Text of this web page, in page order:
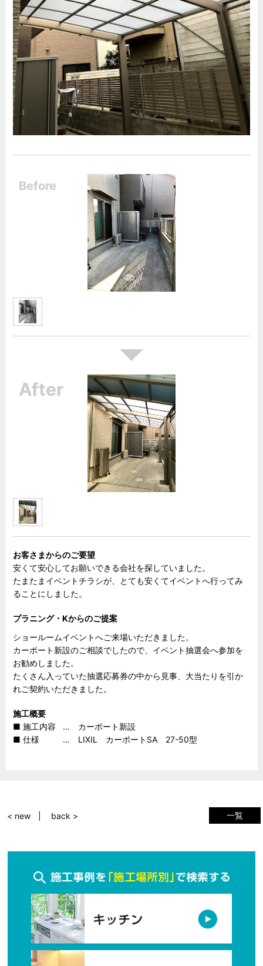
お客さまからのご要望
安くて安心してお願いできる会社を探していました。
たまたまイベントチラシが、とても安くてイベントへ行ってみ
ることにしました。
プラニング・Kからのご提案
ショールームイベントへご来場いただきました。
カーポート新設のご相談でしたので、イベント抽選会へ参加を
お勧めしました。
たくさん入っていた抽選応募券の中から見事、大当たりを引か
れご契約いただきました。
施工概要
■ 施工内容 … カーポート新設
■ 仕様 … LIXIL カーポートSA 27-50型
一覧
< new back >